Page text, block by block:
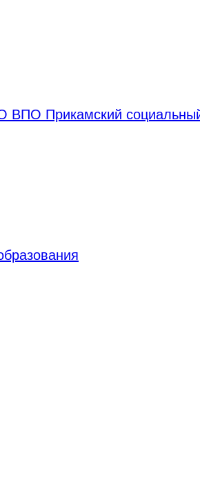
ВПО Прикамский социальный